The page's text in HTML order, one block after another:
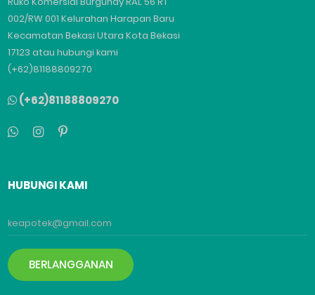
002/RW 001 Kelurahan Harapan Baru
Kecamatan Bekasi Utara Kota Bekasi
17123 atau hubungi kami
(+62)81188809270
(+62)81188809270
HUBUNGI KAMI
BERLANGGANAN